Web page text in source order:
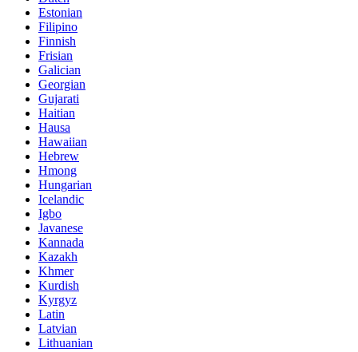
Estonian
Filipino
Finnish
Frisian
Galician
Georgian
Gujarati
Haitian
Hausa
Hawaiian
Hebrew
Hmong
Hungarian
Icelandic
Igbo
Javanese
Kannada
Kazakh
Khmer
Kurdish
Kyrgyz
Latin
Latvian
Lithuanian